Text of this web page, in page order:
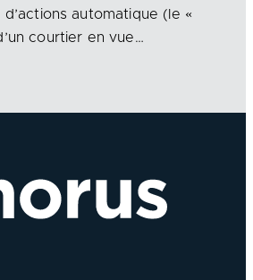
automatique (le «
courtier en vue…